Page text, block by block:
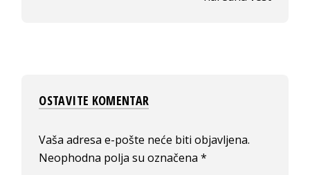
OSTAVITE KOMENTAR
Vaša adresa e-pošte neće biti objavljena.
Neophodna polja su označena*